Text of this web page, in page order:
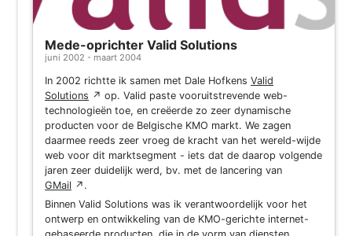
Mede-oprichter Valid Solutions
juni 2002 - maart 2004
In 2002 richtte ik samen met Dale Hofkens Valid
Solutions ↗ op. Valid paste vooruitstrevende web-
technologieën toe, en creëerde zo zeer dynamische
producten voor de Belgische KMO markt. We zagen
daarmee reeds zeer vroeg de kracht van het wereld-wijde
web voor dit marktsegment - iets dat de daarop volgende
jaren zeer duidelijk werd, bv. met de lancering van
GMail ↗ .
Binnen Valid Solutions was ik verantwoordelijk voor het
ontwerp en ontwikkeling van de KMO-gerichte internet-